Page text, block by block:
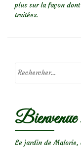
plus sur la façon
traitées.
Le jardin de Malorie,